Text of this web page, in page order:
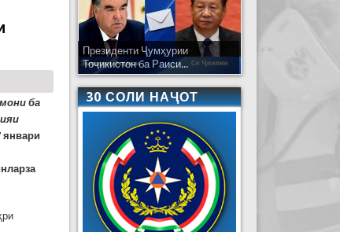
ба
январи
Президенти Ҷумҳурии
Тоҷикистон ба Раиси...
30 СОЛИ НАҶОТ